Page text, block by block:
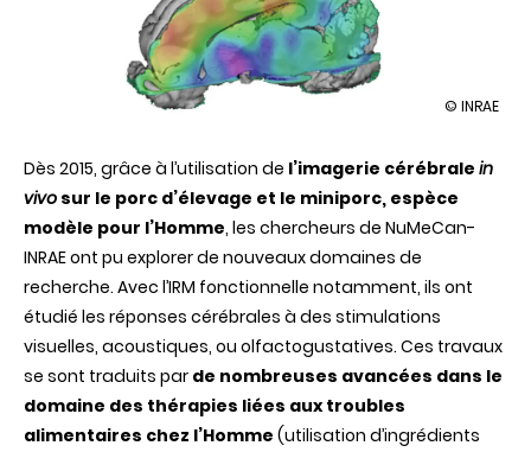
illustration
entre
PRISM
NuMeCan-
pour
développer
la
préclinique
© INRAE
Dès 2015, grâce à l’utilisation de l’imagerie cérébrale in
vivo sur le porc d’élevage et le miniporc, espèce
modèle pour l’Homme, les chercheurs de NuMeCan-
INRAE ont pu explorerde nouveaux domaines de
recherche. Avec l’IRM fonctionnelle notamment, ils ont
étudié les réponses cérébrales à des stimulations
visuelles, acoustiques, ou olfactogustatives. Ces travaux
se sont traduits par de nombreuses avancées dans le
domaine des thérapies liées aux troubles
alimentaires chez l’Homme (utilisation d’ingrédients